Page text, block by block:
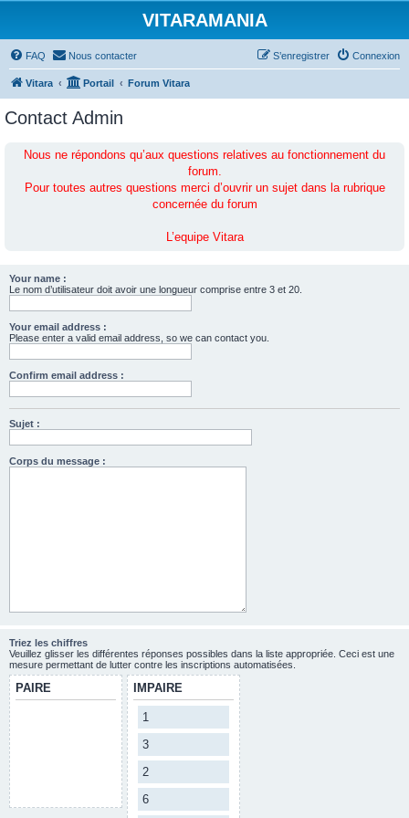
VITARAMANIA
FAQ Nous contacter Connexion
S’enregistrer
Vitara Portail Forum Vitara
Contact Admin
Nous ne répondons qu’aux questions relatives au fonctionnement du
forum.
Pour toutes autres questions merci d’ouvrir un sujet dans la rubrique
concernée du forum
L’equipe Vitara
Your name :
Le nom d’utilisateur doit avoir une longueur comprise entre 3 et 20.
Your email address :
Please enter a valid email address, so we can contact you.
Confirm email address :
Sujet :
Corps du message :
Triez les chiffres
Veuillez glisser les différentes réponses possibles dans la liste appropriée. Ceci est une
mesure permettant de lutter contre les inscriptions automatisées.
PAIRE IMPAIRE
1
3
2
6